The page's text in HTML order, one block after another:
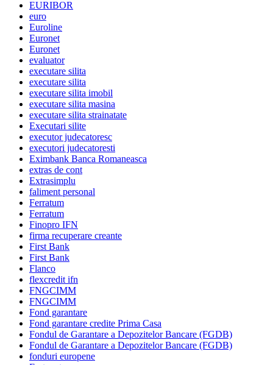
EURIBOR
euro
Euroline
Euronet
Euronet
evaluator
executare silita
executare silita
executare silita imobil
executare silita masina
executare silita strainatate
Executari silite
executor judecatoresc
executori judecatoresti
Eximbank Banca Romaneasca
extras de cont
Extrasimplu
faliment personal
Ferratum
Ferratum
Finopro IFN
firma recuperare creante
First Bank
First Bank
Flanco
flexcredit ifn
FNGCIMM
FNGCIMM
Fond garantare
Fond garantare credite Prima Casa
Fondul de Garantare a Depozitelor Bancare (FGDB)
Fondul de Garantare a Depozitelor Bancare (FGDB)
fonduri europene